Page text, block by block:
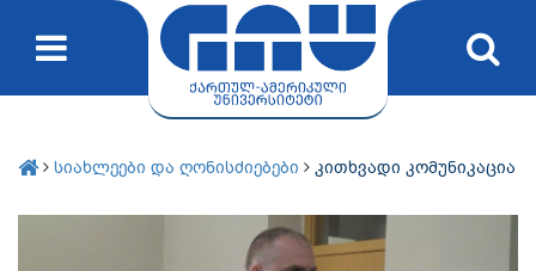
სიახლეები და ღონისძიებები კითხვადი კომუნიკაცია